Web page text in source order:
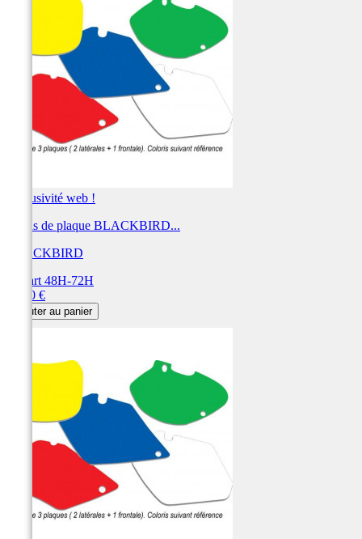
Exclusivité web !
Fonds de plaque BLACKBIRD...
BLACKBIRD
Départ 48H-72H
28,80 €
Ajouter au panier